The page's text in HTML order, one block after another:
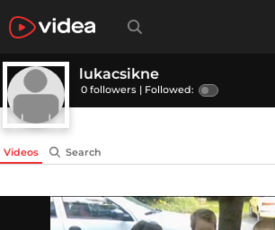
lukacsikne
0 followers | Followed:
Videos Search